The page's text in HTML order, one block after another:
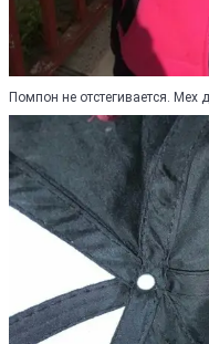
Помпон не отстегивается. Мех